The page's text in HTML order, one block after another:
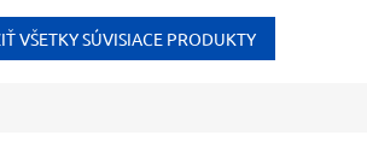
značky B. Braun je...
VŠETKY SÚVISIACE PRODUKTY